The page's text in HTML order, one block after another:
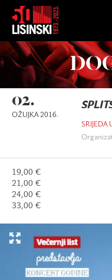
02.
OŽUJKA 2016.
SRIJEDA
19,00 €
21,00 €
24,00 €
33,00 €